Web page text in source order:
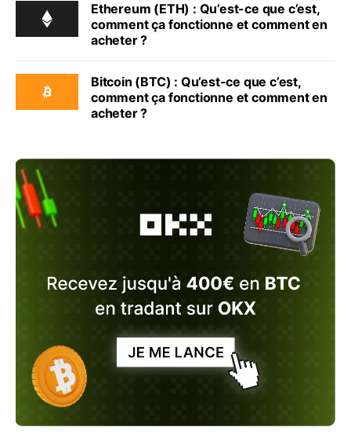
Ethereum (ETH) : Qu’est-ce que c’est,
comment ça fonctionne et comment en
acheter ?
Bitcoin (BTC) : Qu’est-ce que c’est,
comment ça fonctionne et comment en
acheter ?